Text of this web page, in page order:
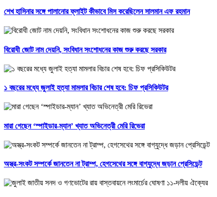
শেখ হাসিনার সঙ্গে পালানোর ফ্লাইট কীভাবে মিস করেছিলেন সালমান এফ রহমান
বিরোধী জোট নাম দেয়নি, সংবিধান সংশোধনের কাজ শুরু করছে সরকার
১ বছরের মধ্যে জুলাই হত্যা মামলার বিচার শেষ হবে: চিফ প্রসিকিউটর
মারা গেছেন ‘স্পাইডার-ম্যান’ খ্যাত অভিনেত্রী মেরি রিভেরা
অস্ত্র-সংকট সম্পর্কে জানতেন না ট্রাম্প, হেগসেথের সঙ্গে বাগ্‌যুদ্ধে জড়ান প্রেসিডেন্ট